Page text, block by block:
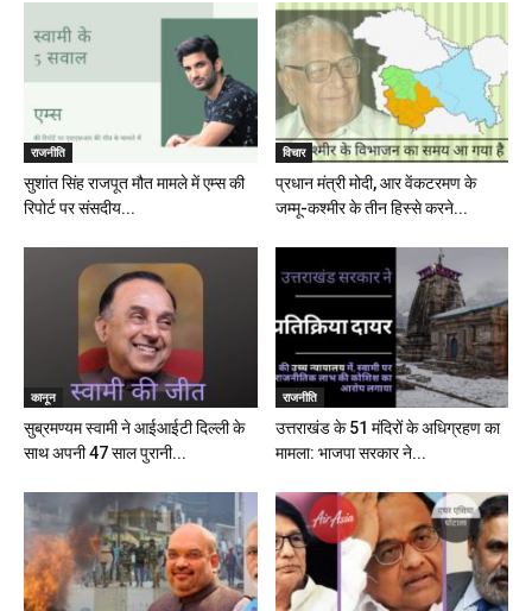
राजनीति
सुशांत सिंह राजपूत मौत मामले में एम्स की
रिपोर्ट पर संसदीय...
विचार
प्रधान मंत्री मोदी, आर वेंकटरमण के
जम्मू-कश्मीर के तीन हिस्से करने...
कानून
सुब्रमण्यम स्वामी ने आईआईटी दिल्ली के
साथ अपनी 47 साल पुरानी...
राजनीति
उत्तराखंड के 51 मंदिरों के अधिग्रहण का
मामला: भाजपा सरकार ने...